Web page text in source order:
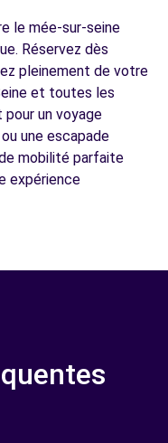
le mée-sur-seine
Réservez dès
pleinement de votre
et toutes les
pour un voyage
une escapade
mobilité parfaite
expérience